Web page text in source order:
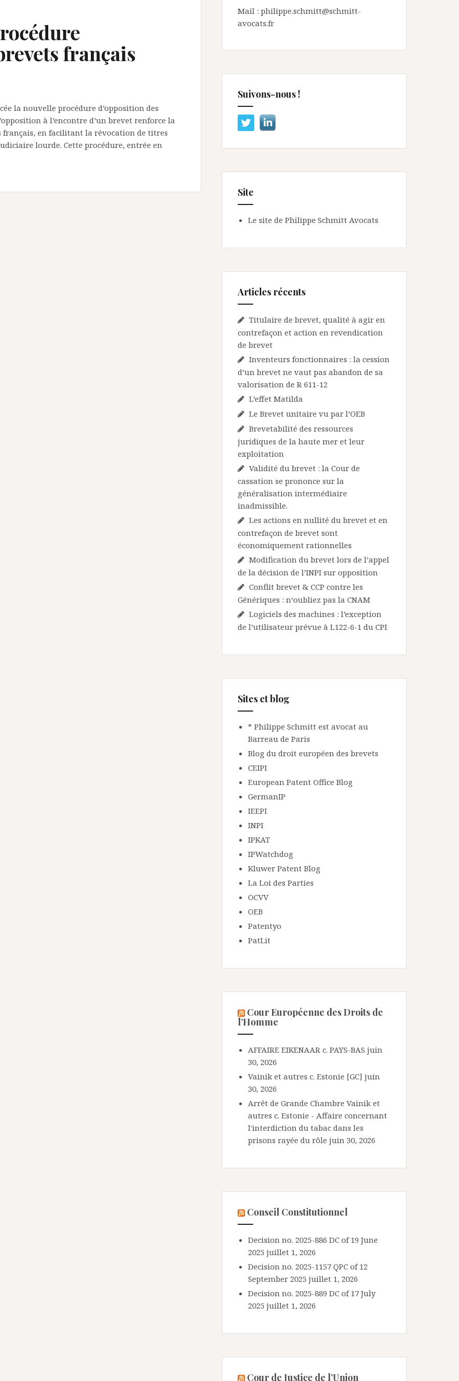
français
la nouvelle procédure d’opposition des
à l’encontre d’un brevet renforce la
en facilitant la révocation de titres
lourde. Cette procédure, entrée en
Mail : philippe.schmitt@schmitt-
avocats.fr
Suivons-nous !
Site
Le site de Philippe Schmitt Avocats
Articles récents
Titulaire de brevet, qualité à agir en
contrefaçon et action en revendication
de brevet
Inventeurs fonctionnaires : la cession
d’un brevet ne vaut pas abandon de sa
valorisation de R 611-12
L’effet Matilda
Le Brevet unitaire vu par l’OEB
Brevetabilité des ressources
juridiques de la haute mer et leur
exploitation
Validité du brevet : la Cour de
cassation se prononce sur la
généralisation intermédiaire
inadmissible.
Les actions en nullité du brevet et en
contrefaçon de brevet sont
économiquement rationnelles
Modification du brevet lors de l’appel
de la décision de l’INPI sur opposition
Conflit brevet & CCP contre les
Génériques : n‘oubliez pas la CNAM
Logiciels des machines : l’exception
de l’utilisateur prévue à L122-6-1 du CPI
Sites et blog
* Philippe Schmitt est avocat au
Barreau de Paris
Blog du droit européen des brevets
CEIPI
European Patent Office Blog
GermanIP
IEEPI
INPI
IPKAT
IPWatchdog
Kluwer Patent Blog
La Loi des Parties
OCVV
OEB
Patentyo
PatLit
Cour Européenne des Droits de
l’Homme
AFFAIRE EIKENAAR c. PAYS-BAS juin
30, 2026
Vainik et autres c. Estonie [GC] juin
30, 2026
Arrêt de Grande Chambre Vainik et
autres c. Estonie - Affaire concernant
l'interdiction du tabac dans les
prisons rayée du rôle juin 30, 2026
Conseil Constitutionnel
Decision no. 2025-886 DC of 19 June
2025 juillet 1, 2026
Decision no. 2025-1157 QPC of 12
September 2025 juillet 1, 2026
Decision no. 2025-889 DC of 17 July
2025 juillet 1, 2026
Cour de Justice de l’Union